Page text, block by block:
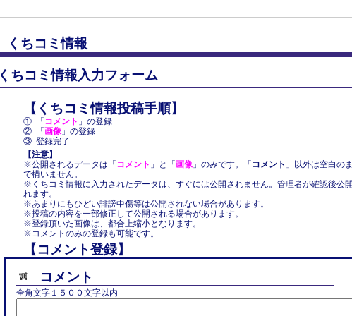
くちコミ情報
くちコミ情報入力フォーム
【くちコミ情報投稿手順】
① 「 コメント 」の登録
② 「 画像」の登録
③ 登録完了
【注意】
※公開されるデータは「 コメント 」と「 画像」のみです。「 コメント 」以外は空白の
で構いません。
※くちコミ情報に入力されたデータは、すぐには公開されません。管理者が確認後公
れます。
※あまりにもひどい誹謗中傷等は公開されない場合があります。
※投稿の内容を一部修正して公開される場合があります。
※登録頂いた画像は、都合上縮小となります。
※コメントのみの登録も可能です。
【コメント登録】
コメント
全角文字１５００文字以内